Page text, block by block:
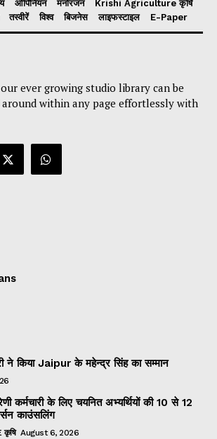
ओपिनियन मनोरंजन
Krishi Agriculture कृषि
तस्वीरें विश्व बिजनेस लाइफस्टाइल E-Paper
ever growing studio library can be
around within any page effortlessly with
ने किया Jaipur के महेन्द्र सिंह का सम्मान
कर्मचारी के लिए चयनित अभ्यर्थियों की 10 से 12
काउंसलिंग
कृषि August 6, 2026